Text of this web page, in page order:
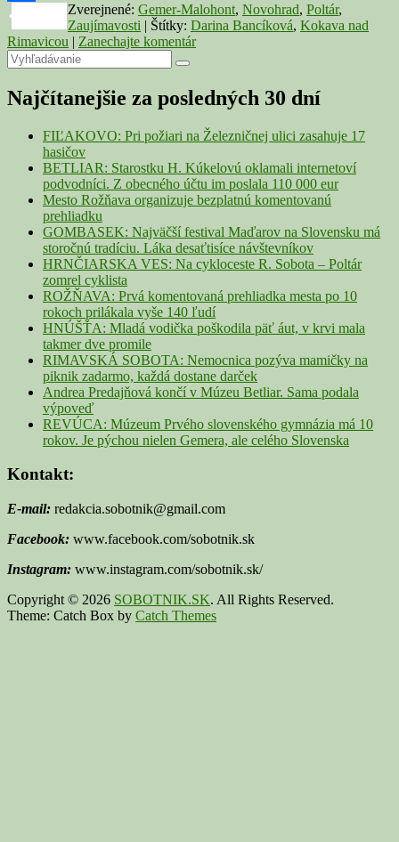
Link
Share
Zverejnené: Gemer-Malohont, Novohrad, Poltár,
Zaujímavosti | Štítky: Darina Bancíková, Kokava nad
Rimavicou | Zanechajte komentár
Primary
Sidebar
Widget
Area
Search
for:
Search
Najčítanejšie za posledných 30 dní
FIĽAKOVO: Pri požiari na Železničnej ulici zasahuje 17
hasičov
BETLIAR: Starostku H. Kúkelovú oklamali internetoví
podvodníci. Z obecného účtu im poslala 110 000 eur
Mesto Rožňava organizuje bezplatnú komentovanú
prehliadku
GOMBASEK: Najväčší festival Maďarov na Slovensku má
storočnú tradíciu. Láka desaťtisíce návštevníkov
HRNČIARSKA VES: Na cykloceste R. Sobota – Poltár
zomrel cyklista
ROŽŇAVA: Prvá komentovaná prehliadka mesta po 10
rokoch prilákala vyše 140 ľudí
HNÚŠŤA: Mladá vodička poškodila päť áut, v krvi mala
takmer dve promile
RIMAVSKÁ SOBOTA: Nemocnica pozýva mamičky na
piknik zadarmo, každá dostane darček
Andrea Predajňová končí v Múzeu Betliar. Sama podala
výpoveď
REVÚCA: Múzeum Prvého slovenského gymnázia má 10
rokov. Je pýchou nielen Gemera, ale celého Slovenska
Kontakt:
E-mail: redakcia.sobotnik@gmail.com
Facebook: www.facebook.com/sobotnik.sk
Instagram: www.instagram.com/sobotnik.sk/
Copyright © 2026 SOBOTNIK.SK. All Rights Reserved.
Theme: Catch Box by Catch Themes